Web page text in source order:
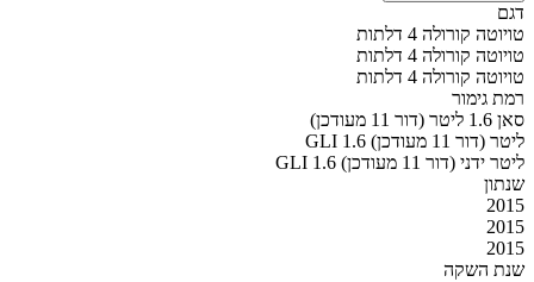
דגם
טויוטה קורולה 4 דלתות
טויוטה קורולה 4 דלתות
טויוטה קורולה 4 דלתות
רמת גימור
סאן 1.6 ליטר (דור 11 מעודכן)
GLI 1.6 ליטר (דור 11 מעודכן)
GLI 1.6 ליטר ידני (דור 11 מעודכן)
שנתון
2015
2015
2015
שנת השקה